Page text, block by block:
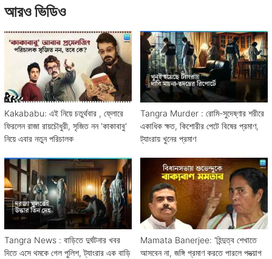
আরও ভিডিও
Kakababu: এই নিয়ে চতুর্থবার , ফ্লোরে
ফিরলেন রাজা রায়চৌধুরী, সৃজিত নন 'কাকাবাবু'
নিয়ে এবার নতুন পরিচালক
Tangra Murder : রোমি-সুদেষ্ণার শরীরে
একাধিক ক্ষত, কিশোরীর পেটে বিষের প্রমাণ,
ট্যাংরায় খুনের প্রমাণ
Tangra News : বাড়িতে দুর্ঘটনার খবর
দিতে এসে থমকে গেল পুলিশ, ট্যাংরার এক বাড়ি
Mamata Banerjee: 'হিন্দুত্ব শেখাতে
আসবেন না, জঙ্গি প্রমাণ করতে পারলে পদত্য়াগ